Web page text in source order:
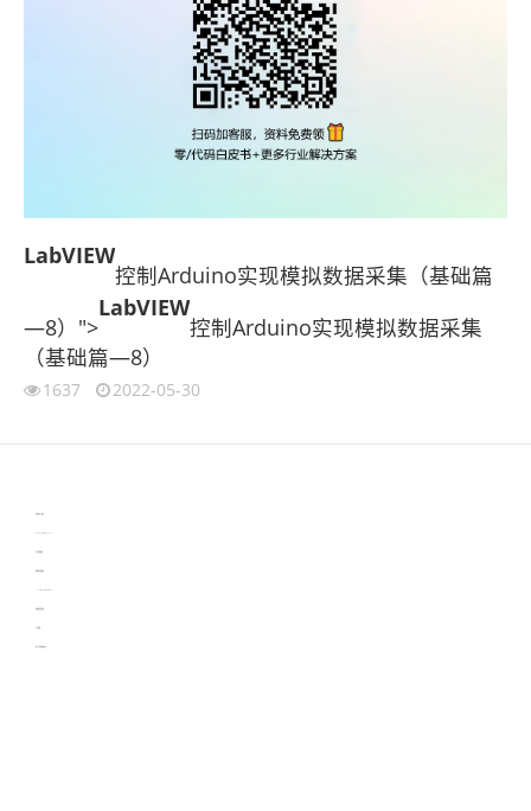
LabVIEW
控制Arduino实现模拟数据采集（基础篇
—8）">
LabVIEW
控制Arduino实现模拟数据采集
（基础篇—8）
1637 2022-05-30